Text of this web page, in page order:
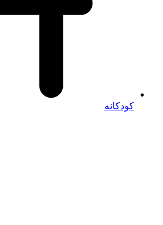
کودکانه